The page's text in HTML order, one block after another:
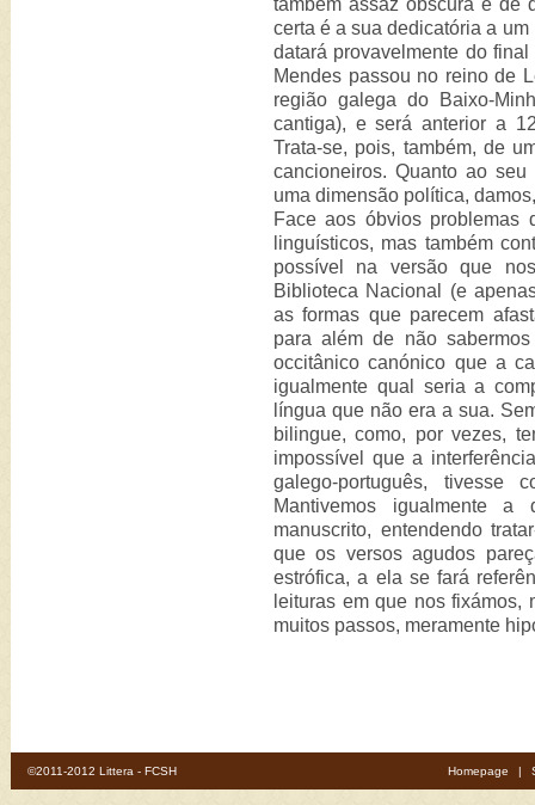
também assaz obscura e de
certa é a sua dedicatória a
datará provavelmente do
Mendes passou no reino de
região galega do Baixo-
cantiga), e será anterior a
Trata-se, pois, também, de
cancioneiros. Quanto ao
uma dimensão política,
Face aos óbvios problemas
linguísticos, mas também
possível na versão que
Biblioteca Nacional (e
as formas que parecem
para além de não
occitânico canónico que a
igualmente qual seria a
língua que não era a sua.
bilingue, como, por vezes,
impossível que a
galego-português, tivesse
Mantivemos igualmente
manuscrito, entendendo
que os versos agudos
estrófica, a ela se fará
leituras em que nos
muitos passos, meramente
©2011-2012 Littera - FCSH Homepage |